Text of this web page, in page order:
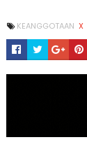
KEANGGOTAAN X
IKLAN USAHA